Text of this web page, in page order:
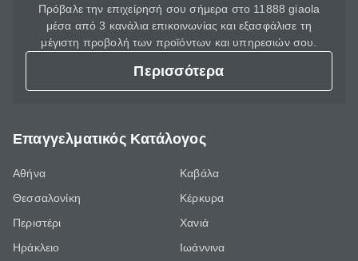
Πρόβαλε την επιχείρησή σου σήμερα στο 11888 giaola
μέσα από 3 κανάλια επικοινωνίας και εξασφάλισε τη
μέγιστη προβολή των προϊόντων και υπηρεσιών σου.
Περισσότερα
Επαγγελματικός Κατάλογος
Αθήνα
Θεσσαλονίκη
Περιστέρι
Ηράκλειο
Καβάλα
Κέρκυρα
Χανιά
Ιωάννινα